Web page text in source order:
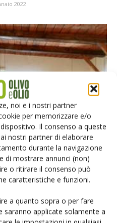
noi e i nostri partner
per memorizzare e/o
Il consenso a queste
nostri partner di elaborare
durante la navigazione
di mostrare annunci (non)
o ritirare il consenso può
caratteristiche e funzioni.
a quanto sopra o per fare
saranno applicate solamente a
2022
su nuova Pac e
olivicolo
2021